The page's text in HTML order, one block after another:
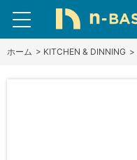
ホーム > KITCHEN & DINNING >